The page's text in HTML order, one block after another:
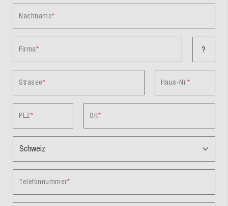
Nachname
Firma ?
Strasse Haus-Nr.
PLZ Ort
Telefonnummer